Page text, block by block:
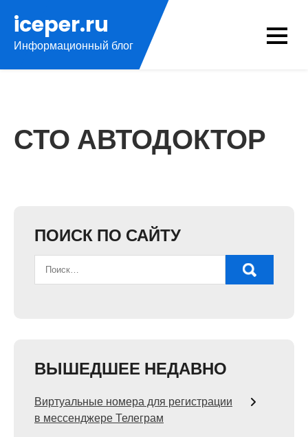
содержимому
iceper.ru
Информационный блог
СТО АВТОДОКТОР
ПОИСК ПО САЙТУ
ВЫШЕДШЕЕ НЕДАВНО
Виртуальные номера для регистрации
в мессенджере Телеграм